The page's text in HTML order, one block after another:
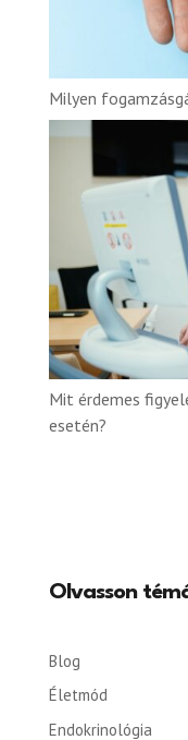
Milyen
Mit érdemes
esetén?
Olvasson
Blog
Életmód
Endokrinológia